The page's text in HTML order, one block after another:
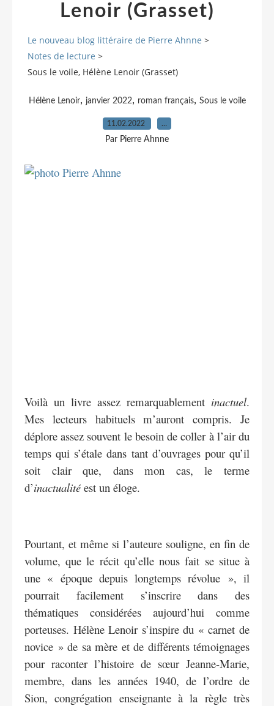
Lenoir (Grasset)
Le nouveau blog littéraire de Pierre Ahnne >
Notes de lecture >
Sous le voile, Hélène Lenoir (Grasset)
Hélène Lenoir, janvier 2022, roman français, Sous le voile
11.02.2022 …
Par Pierre Ahnne
Voilà un livre assez remarquablement inactuel.
Mes lecteurs habituels m’auront compris. Je
déplore assez souvent le besoin de coller à l’air du
temps qui s’étale dans tant d’ouvrages pour qu’il
soit clair que, dans mon cas, le terme
d’inactualité est un éloge.
Pourtant, et même si l’auteure souligne, en fin de
volume, que le récit qu’elle nous fait se situe à
une « époque depuis longtemps révolue », il
pourrait facilement s’inscrire dans des
thématiques considérées aujourd’hui comme
porteuses. Hélène Lenoir s’inspire du « carnet de
novice » de sa mère et de différents témoignages
pour raconter l’histoire de sœur Jeanne-Marie,
membre, dans les années 1940, de l’ordre de
Sion, congrégation enseignante à la règle très